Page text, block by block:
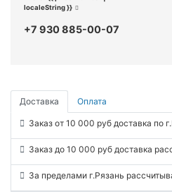
localeString }}
+7 930 885-00-07
Доставка Оплата
Заказ от 10 000 руб доставка
Заказ до 10 000 руб доставка
За пределами г.Рязань